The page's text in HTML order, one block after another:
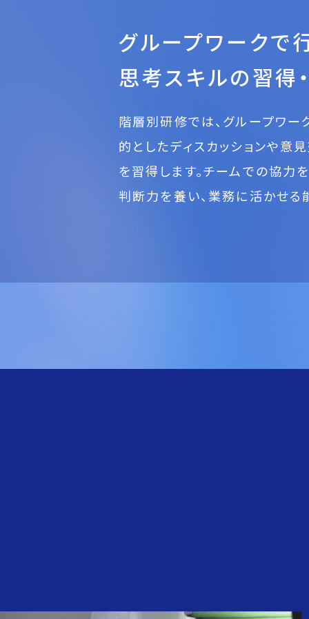
グループワークで
思考スキルの習得
階層別研修では、グループワー
的としたディスカッションや意
を習得します。チームでの協力
判断力を養い、業務に活かせる